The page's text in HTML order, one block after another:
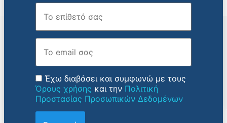
Επώνυμο
Email
Έχω διαβάσει και συμφωνώ με τους
Όρους χρήσης και την Πολιτική
Προστασίας Προσωπικών Δεδομένων